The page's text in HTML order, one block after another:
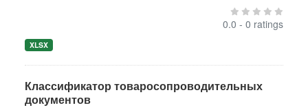
0.0 - 0 ratings
XLSX
Классификатор товаросопроводительных
документов